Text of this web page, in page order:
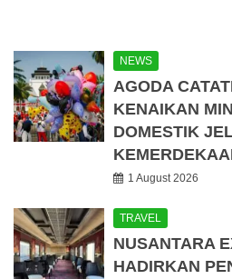
NEWS
AGODA
KENAIKAN
DOMESTIK
1 August 2026
TRAVEL
NUSANTARA
HADIRKAN